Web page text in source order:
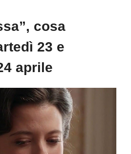
cosa
23 e
aprile